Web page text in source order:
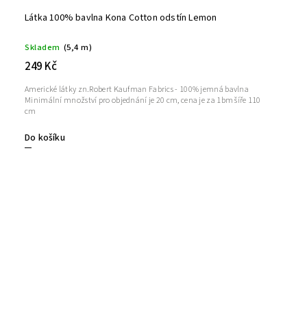
Látka 100% bavlna Kona Cotton odstín Lemon
Skladem (5,4 m)
249 Kč
Do košíku
Americké látky zn.Robert Kaufman Fabrics - 100% jemná bavlna
Minimální množství pro objednání je 20 cm, cena je za 1bm šíře 110
cm